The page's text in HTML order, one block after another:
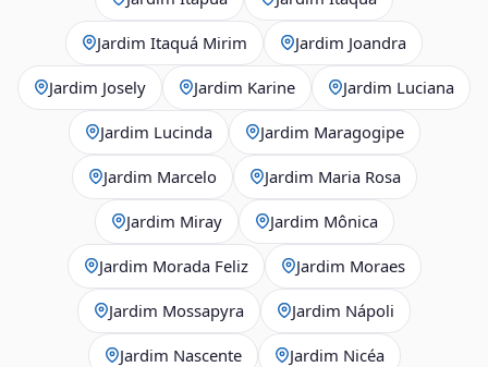
Jardim Itaquá Mirim Jardim Joandra
Jardim Josely Jardim Karine Jardim Luciana
Jardim Lucinda Jardim Maragogipe
Jardim Marcelo Jardim Maria Rosa
Jardim Miray Jardim Mônica
Jardim Morada Feliz Jardim Moraes
Jardim Mossapyra Jardim Nápoli
Jardim Nascente Jardim Nicéa